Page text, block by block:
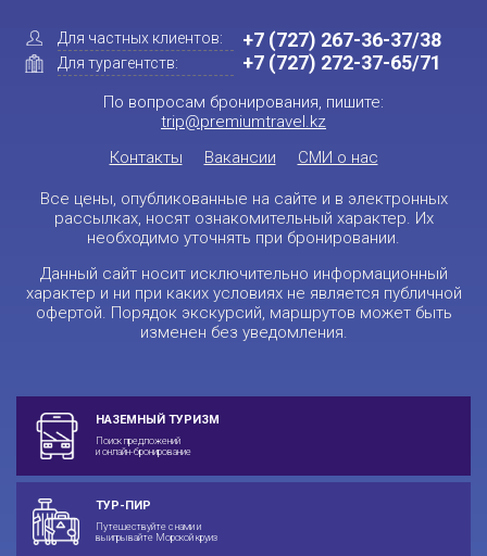
Для частных клиентов:
Для турагентств:
+7 (727) 267-36-37/38
+7 (727) 272-37-65/71
По вопросам бронирования, пишите:
trip@premiumtravel.kz
Контакты
Вакансии СМИ о нас
Все цены, опубликованные на сайте и в электронных
рассылках, носят ознакомительный характер. Их
необходимо уточнять при бронировании.
Данный сайт носит исключительно информационный
характер и ни при каких условиях не является публичной
офертой. Порядок экскурсий, маршрутов может быть
изменен без уведомления.
НАЗЕМНЫЙ ТУРИЗМ
Поиск предложений
и онлайн-бронирование
ТУР-ПИР
Путешествуйте с нами и
выигрывайте Морской круиз